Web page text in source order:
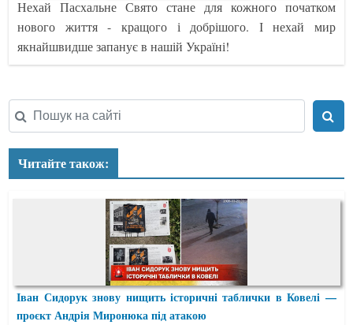
Нехай Пасхальне Свято стане для кожного початком
нового життя - кращого і добрішого. І нехай мир
якнайшвидше запанує в нашій Україні!
Читайте також:
Іван Сидорук знову нищить історичні таблички в Ковелі —
проєкт Андрія Миронюка під атакою